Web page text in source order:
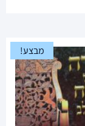
מבצע!